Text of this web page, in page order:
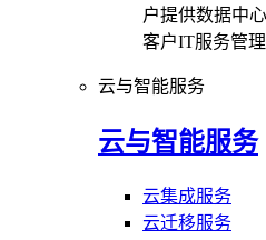
户提供数据中
客户IT服务管理
云与智能服务
云与智能服务
云集成服务
云迁移服务